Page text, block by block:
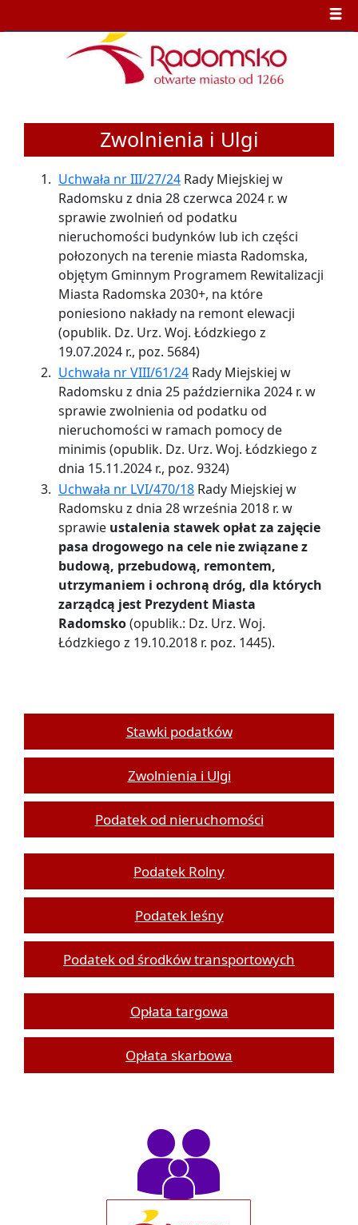
Zwolnienia i Ulgi
Uchwała nr III/27/24 Rady Miejskiej w
Radomsku z dnia 28 czerwca 2024 r. w
sprawie zwolnień od podatku
nieruchomości budynków lub ich części
połozonych na terenie miasta Radomska,
objętym Gminnym Programem Rewitalizacji
Miasta Radomska 2030+, na które
poniesiono nakłady na remont elewacji
(opublik. Dz. Urz. Woj. Łódzkiego z
19.07.2024 r., poz. 5684)
Uchwała nr VIII/61/24 Rady Miejskiej w
Radomsku z dnia 25 października 2024 r. w
sprawie zwolnienia od podatku od
nieruchomości w ramach pomocy de
minimis (opublik. Dz. Urz. Woj. Łódzkiego z
dnia 15.11.2024 r., poz. 9324)
Uchwała nr LVI/470/18 Rady Miejskiej w
Radomsku z dnia 28 września 2018 r. w
sprawie ustalenia stawek opłat za zajęcie
pasa drogowego na cele nie związane z
budową, przebudową, remontem,
utrzymaniem i ochroną dróg, dla których
zarządcą jest Prezydent Miasta
Radomsko(opublik.: Dz. Urz. Woj.
Łódzkiego z 19.10.2018 r. poz. 1445).
Stawki podatków
Zwolnienia i Ulgi
Podatek od nieruchomości
Podatek Rolny
Podatek leśny
Podatek od środków transportowych
Opłata targowa
Opłata skarbowa